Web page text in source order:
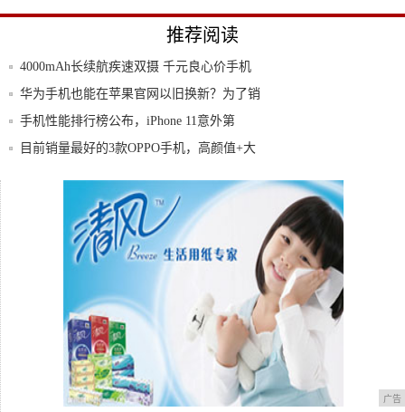
推荐阅读
4000mAh长续航疾速双摄 千元良心价手机
华为手机也能在苹果官网以旧换新？为了销
量，苹
手机性能排行榜公布，iPhone 11意外第
目前销量最好的3款OPPO手机，高颜值+大
二手手机千亿市场破局战
广告